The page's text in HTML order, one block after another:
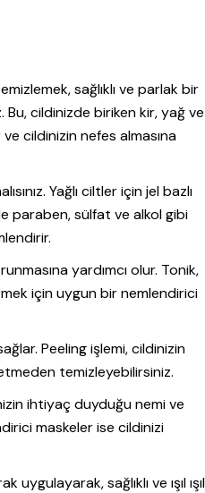
sağlıklı ve parlak bir
cildinizde biriken kir, yağ ve
ve cildinizin nefes almasına
Yağlı ciltler için jel bazlı
paraben, sülfat ve alkol gibi
yardımcı olur. Tonik,
için uygun bir nemlendirici
Peeling işlemi, cildinizin
temizleyebilirsiniz.
ihtiyaç duyduğu nemi ve
maskeler ise cildinizi
sağlıklı ve ışıl ışıl